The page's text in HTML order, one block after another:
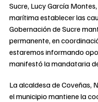
Sucre, Lucy García
marítima establecer las
Gobernación de Sucre
permanente, en
estaremos informando
manifestó la mandataria
La alcaldesa de Coveñas,
el municipio mantiene la